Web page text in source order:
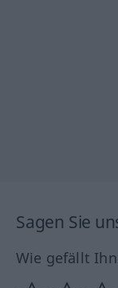
Sagen Sie
Wie gefällt